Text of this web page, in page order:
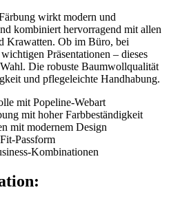
wirkt modern und
kombiniert hervorragend mit allen
Krawatten. Ob im Büro, bei
Präsentationen – dieses
Die robuste Baumwollqualität
und pflegeleichte Handhabung.
mit Popeline-Webart
mit hoher Farbbeständigkeit
mit modernem Design
Passform
Kombinationen